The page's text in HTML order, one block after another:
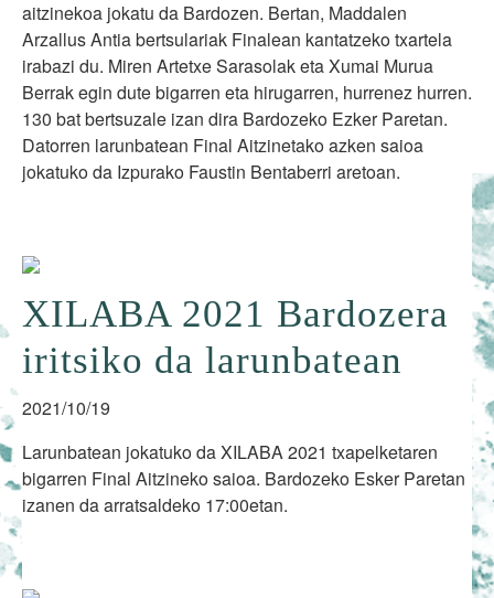
aitzinekoa jokatu da Bardozen. Bertan, Maddalen
Arzallus Antia bertsulariak Finalean kantatzeko txartela
irabazi du. Miren Artetxe Sarasolak eta Xumai Murua
Berrak egin dute bigarren eta hirugarren, hurrenez hurren.
130 bat bertsuzale izan dira Bardozeko Ezker Paretan.
Datorren larunbatean Final Aitzinetako azken saioa
jokatuko da Izpurako Faustin Bentaberri aretoan.
XILABA 2021 Bardozera
iritsiko da larunbatean
2021/10/19
Larunbatean jokatuko da XILABA 2021 txapelketaren
bigarren Final Aitzineko saioa. Bardozeko Esker Paretan
izanen da arratsaldeko 17:00etan.